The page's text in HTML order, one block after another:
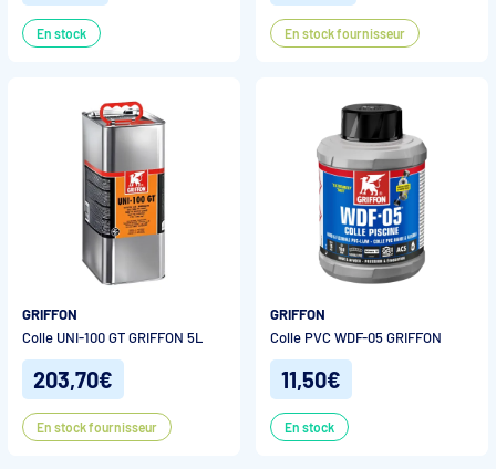
En stock En stock fournisseur
GRIFFON
Colle UNI-100 GT GRIFFON 5L
203,70€
En stock fournisseur
GRIFFON
Colle PVC WDF-05 GRIFFON
11,50€
En stock